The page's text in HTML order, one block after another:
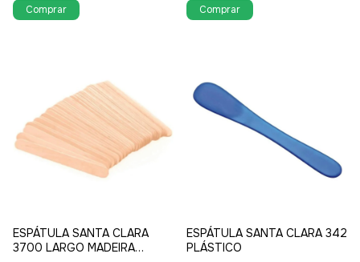
ESPÁTULA SANTA CLARA
3700 LARGO MADEIRA
ESPÁTULA SANTA CLARA 342
PLÁSTICO